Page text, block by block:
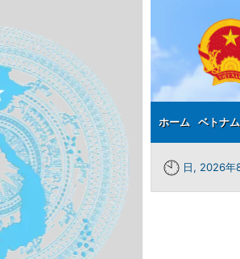
Main
ホーム ベトナ
日, 2026